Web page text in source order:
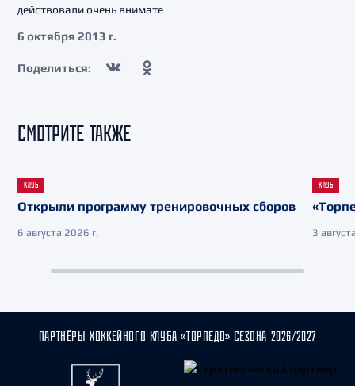
действовали очень внимате
6 октября 2013 г.
Поделиться:
СМОТРИТЕ ТАКЖЕ
КЛУБ
Открыли программу тренировочных сборов
6 августа 2026 г.
КЛУБ
3
ПАРТНЁРЫ ХОККЕЙНОГО КЛУБА «ТОРПЕДО» СЕЗОНА 2026/2027